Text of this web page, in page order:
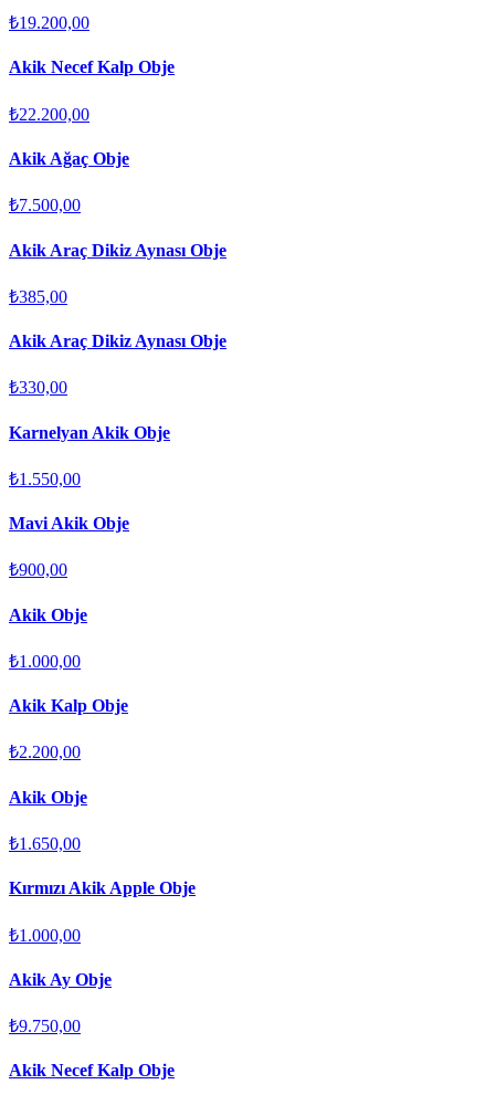
₺19.200,00
Akik Necef Kalp Obje
₺22.200,00
Akik Ağaç Obje
₺7.500,00
Akik Araç Dikiz Aynası Obje
₺385,00
Akik Araç Dikiz Aynası Obje
₺330,00
Karnelyan Akik Obje
₺1.550,00
Mavi Akik Obje
₺900,00
Akik Obje
₺1.000,00
Akik Kalp Obje
₺2.200,00
Akik Obje
₺1.650,00
Kırmızı Akik Apple Obje
₺1.000,00
Akik Ay Obje
₺9.750,00
Akik Necef Kalp Obje